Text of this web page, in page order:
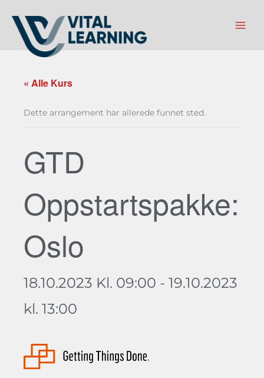
rett
innholdet
« Alle Kurs
Dette arrangement har allerede funnet sted.
GTD
Oppstartspakke:
Oslo
18.10.2023 Kl. 09:00 - 19.10.2023
kl. 13:00